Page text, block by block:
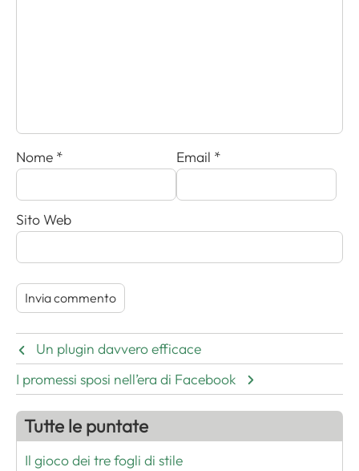
Nome * Email *
Sito Web
Un plugin davvero efficace
I promessi sposi nell’era di Facebook
Tutte le puntate
Il gioco dei tre fogli di stile